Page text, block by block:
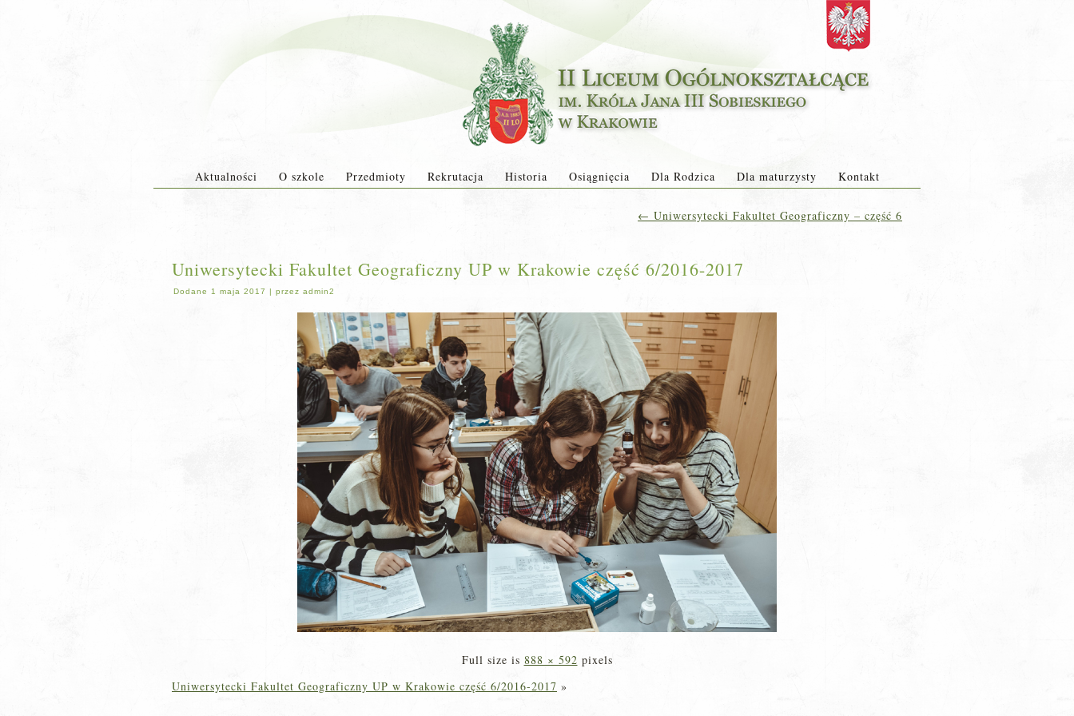
Aktualności O szkole Przedmioty Rekrutacja Historia Osiągnięcia Dla Rodzica Dla maturzysty Kontakt
← Uniwersytecki Fakultet Geograficzny – część 6
Uniwersytecki Fakultet Geograficzny UP w Krakowie część 6/2016-2017
Dodane 1 maja 2017 | przez admin2
Full size is 888 × 592 pixels
Uniwersytecki Fakultet Geograficzny UP w Krakowie część 6/2016-2017 »